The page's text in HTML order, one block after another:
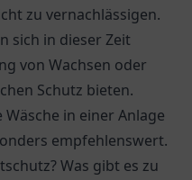
zu vernachlässigen.
sich in dieser Zeit
von Wachsen oder
Schutz bieten.
in einer Anlage
empfehlenswert.
Was gibt es zu